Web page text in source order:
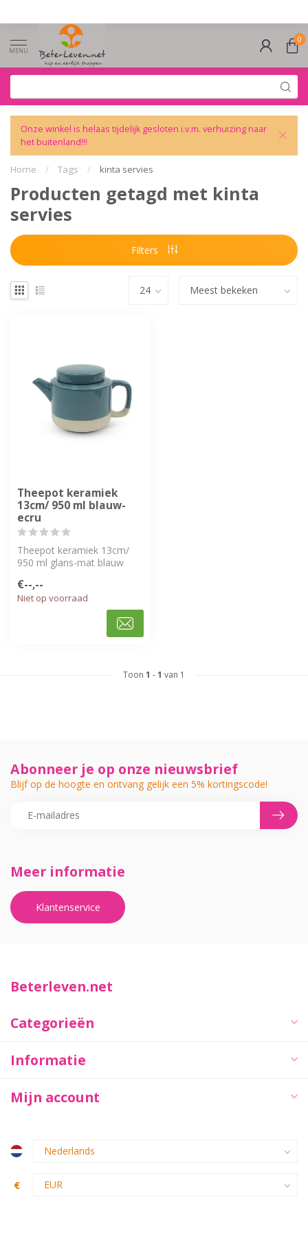
MENU
0
Onze winkel is helaas tijdelijk gesloten i.v.m. verhuizing naar
het buitenland!!!
Home / Tags / kinta servies
Producten getagd met kinta
servies
Filters
Theepot keramiek
13cm/ 950 ml blauw-
ecru
Theepot keramiek 13cm/
950 ml glans-mat blauw
€--,--
Niet op voorraad
Toon 1 -1 van 1
Meer informatie
Klantenservice
Abonneer je op onze nieuwsbrief
Blijf op de hoogte en ontvang gelijk een 5% kortingscode!
Beterleven.net
Categorieën
Informatie
Mijn account
€